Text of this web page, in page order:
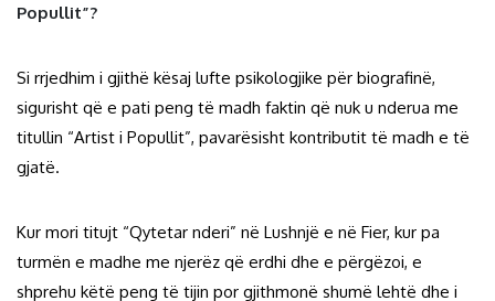
Popullit”?
Si rrjedhim i gjithë kësaj lufte psikologjike për biografinë,
sigurisht që e pati peng të madh faktin që nuk u nderua me
titullin “Artist i Popullit”, pavarësisht kontributit të madh e të
gjatë.
Kur mori titujt “Qytetar nderi” në Lushnjë e në Fier, kur pa
turmën e madhe me njerëz që erdhi dhe e përgëzoi, e
shprehu këtë peng të tijin por gjithmonë shumë lehtë dhe i